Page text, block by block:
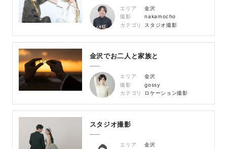
エリア
金沢
撮影
nakamocho
カテゴリ
スタジオ撮影
金沢でお二人と家族と
エリア
金沢
撮影
gossy
カテゴリ
ロケーション撮影
スタジオ撮影
エリア
金沢